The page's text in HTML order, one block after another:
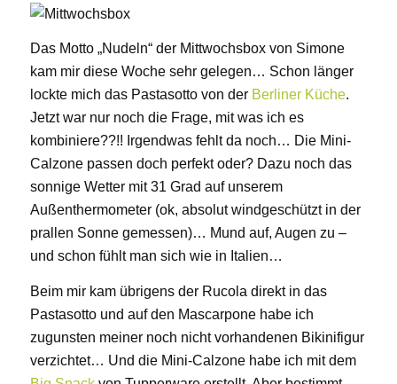
Das Motto „Nudeln“ der Mittwochsbox von Simone
kam mir diese Woche sehr gelegen… Schon länger
lockte mich das Pastasotto von der Berliner Küche.
Jetzt war nur noch die Frage, mit was ich es
kombiniere??!! Irgendwas fehlt da noch… Die Mini-
Calzone passen doch perfekt oder? Dazu noch das
sonnige Wetter mit 31 Grad auf unserem
Außenthermometer (ok, absolut windgeschützt in der
prallen Sonne gemessen)… Mund auf, Augen zu –
und schon fühlt man sich wie in Italien…
Beim mir kam übrigens der Rucola direkt in das
Pastasotto und auf den Mascarpone habe ich
zugunsten meiner noch nicht vorhandenen Bikinifigur
verzichtet… Und die Mini-Calzone habe ich mit dem